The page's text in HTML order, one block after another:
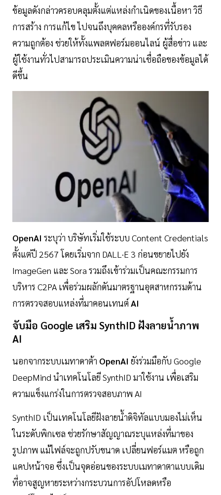
ข้อมูลดังกล่าวครอบคลุมตั้งแต่แหล่งกำเนิดของเนื้อหา วิธี
การสร้าง การแก้ไข ไปจนถึงบุคคลหรือองค์กรที่รับรอง
ความถูกต้อง ช่วยให้ทั้งแพลตฟอร์มออนไลน์ ผู้สื่อข่าว และ
ผู้ใช้งานทั่วไปสามารถประเมินความน่าเชื่อถือของข้อมูลได้
ดีขึ้น
OpenAI ระบุว่า บริษัทเริ่มใช้ระบบ Content Credentials
ตั้งแต่ปี 2567 โดยเริ่มจาก DALL·E 3 ก่อนขยายไปยัง
ImageGen และ Sora รวมถึงเข้าร่วมเป็นคณะกรรมการ
บริหาร C2PA เพื่อร่วมผลักดันมาตรฐานอุตสาหกรรมด้าน
การตรวจสอบแหล่งที่มาคอนเทนต์ AI
จับมือ Google เสริม SynthID ฝังลายน้ำภาพ
AI
นอกจากระบบเมทาดาต้า OpenAI ยังร่วมมือกับ Google
DeepMind นำเทคโนโลยี SynthID มาใช้งาน เพื่อเสริม
ความแข็งแกร่งในการตรวจสอบภาพ AI
SynthID เป็นเทคโนโลยีฝังลายน้ำดิจิทัลแบบมองไม่เห็น
ในระดับพิกเซล ช่วยรักษาสัญญาณระบุแหล่งที่มาของ
รูปภาพ แม้ไฟล์จะถูกปรับขนาด เปลี่ยนฟอร์แมต หรือถูก
แคปหน้าจอ ซึ่งเป็นจุดอ่อนของระบบเมทาดาตาแบบเดิม
ที่อาจสูญหายระหว่างกระบวนการอัปโหลดหรือ